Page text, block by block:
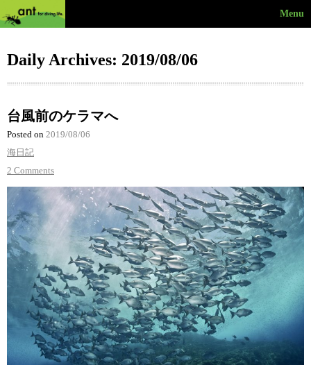
Menu
Daily Archives: 2019/08/06
台風前のケラマへ
Posted on 2019/08/06
海日記
2 Comments